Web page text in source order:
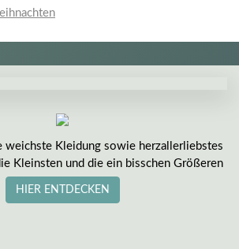
weichste Kleidung sowie herzallerliebstes
Kleinsten und die ein bisschen Größeren
HIER ENTDECKEN